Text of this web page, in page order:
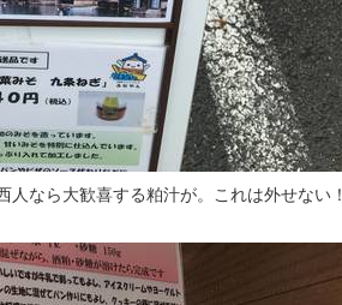
なら大歓喜する粕汁が。これは外せない！